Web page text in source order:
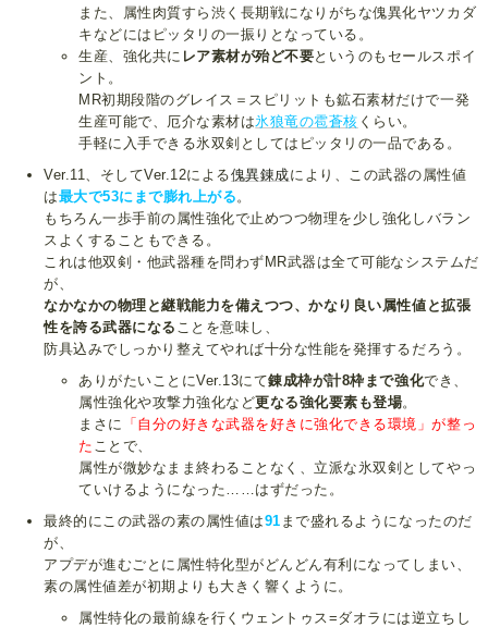
また、属性肉質すら渋く長期戦になりがちな傀異化ヤツカダ
キなどにはピッタリの一振りとなっている。
生産、強化共に レア素材が殆ど不要というのもセールスポイ
ント。
MR初期段階のグレイス＝スピリットも鉱石素材だけで一発
生産可能で、厄介な素材は氷狼竜の雹蒼核 くらい。
手軽に入手できる氷双剣としてはピッタリの一品である。
Ver.11、そしてVer.12による傀異錬成により、この武器の属性値
は最大で53にまで膨れ上がる 。
もちろん一歩手前の属性強化で止めつつ物理を少し強化しバラン
スよくすることもできる。
これは他双剣・他武器種を問わずMR武器は全て可能なシステムだ
が、
なかなかの物理と継戦能力を備えつつ、かなり良い属性値と拡張
性を誇る武器になる ことを意味し、
防具込みでしっかり整えてやれば十分な性能を発揮するだろう。
ありがたいことにVer.13にて錬成枠が計8枠まで強化でき、
属性強化や攻撃力強化など更なる強化要素も登場。
まさに
「自分の好きな武器を好きに強化できる環境」が整っ
た ことで、
属性が微妙なまま終わることなく、立派な氷双剣としてやっ
ていけるようになった……はずだった。
最終的にこの武器の素の属性値は91 まで盛れるようになったのだ
が、
アプデが進むごとに属性特化型がどんどん有利になってしまい、
素の属性値差が初期よりも大きく響くように。
属性特化の最前線を行くウェントゥス=ダオラには逆立ちし